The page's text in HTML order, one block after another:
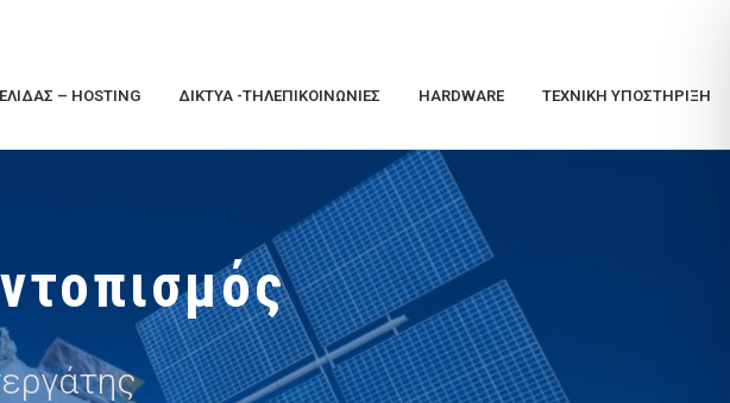
– HOSTING ΔΊΚΤΥΑ -ΤΗΛΕΠΙΚΟΙΝΩΝΊΕΣ HARDWARE ΤΕΧΝΙΚΉ ΥΠΟΣΤΉΡΙΞΗ